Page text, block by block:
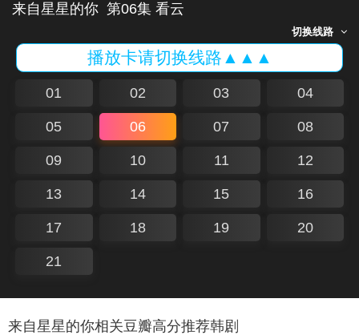
来自星星的你 第06集 看云
切换线路
播放卡请切换线路▲▲▲
01 02 03 04
05 06 07 08
09 10 11 12
13 14 15 16
17 18 19 20
21
来自星星的你相关豆瓣高分推荐韩剧